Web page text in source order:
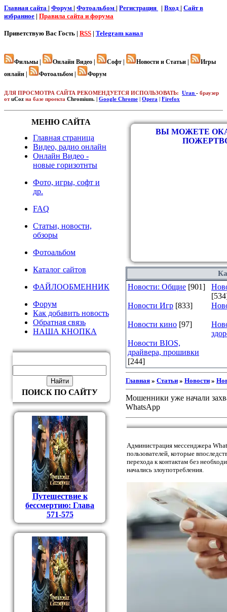
Главная сайта | Форум | Фотоальбом | Регистрация | Вход | Cайт в
избранное | Правила сайта и форума
Приветствую Вас Гость | RSS | Telegram канал
Фильмы | Онлайн Видео | Софт | Новости и Статьи |
Игры
онлайн |
Фотоальбом | Форум
ДЛЯ ПРОСМОТРА САЙТА РЕКОМЕНДУЕТСЯ ИСПОЛЬЗОВАТЬ: Uran - браузер
отuCoz на базе проекта Chromium. | Google Chrome | Opera | Firefox
МЕНЮ САЙТА
Главная страница
Видео, радио онлайн
Онлайн Видео -
новые горизотнты
Фото, игры, софт и
др.
FAQ
Статьи, новости,
обзоры
Фотоальбом
Каталог сайтов
ФАЙЛООБМЕННИК
Форум
Как добавить новость
Обратная связь
НАША КНОПКА
ПОИСК ПО САЙТУ
Путешествие к
бессмертию: Глава
571-575
ВЫ МОЖЕТЕ
Новости: Общие [901]
Новости Игр [833]
Новости кино [97]
Новости BIOS,
драйвера, прошивки
[244]
Главная » Статьи » Новости »
Мошенники уже начали
WhatsApp
Администрация мессенджера
пользователей, которые
перехода к контактам без
начались злоупотребления.